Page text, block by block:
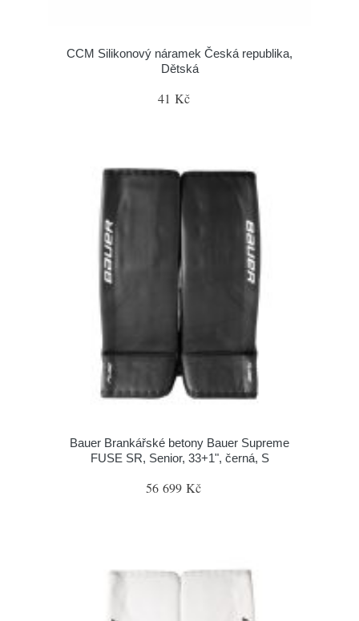
CCM Silikonový náramek Česká republika,
Dětská
41 Kč
Bauer Brankářské betony Bauer Supreme
FUSE SR, Senior, 33+1", černá, S
56 699 Kč